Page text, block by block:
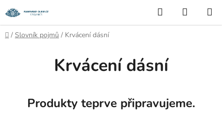
na
obsah
Hledat
KOŠÍK
Domů
/ Slovník pojmů / Krvácení dásní
Krvácení dásní
Produkty teprve připravujeme.